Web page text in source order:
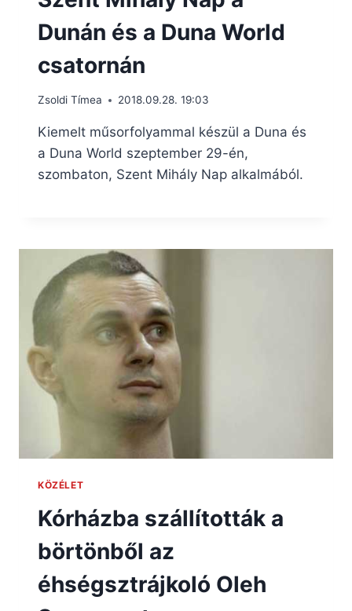
Dunán és a Duna World
csatornán
Zsoldi Tímea 2018.09.28. 19:03
Kiemelt műsorfolyammal készül a Duna és
a Duna World szeptember 29-én,
szombaton, Szent Mihály Nap alkalmából.
KÖZÉLET
Kórházba szállították a
börtönből az
éhségsztrájkoló Oleh